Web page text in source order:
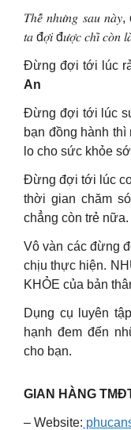
𝑇ℎ𝑒̂́ 𝑛ℎ𝑢̛𝑛𝑔 𝑠𝑎𝑢 𝑛𝑎̀𝑦,
𝑡𝑎 đ𝑜̛̣𝑖 đ𝑢̛𝑜̛̣𝑐 𝑐ℎ𝑖̉ 𝑐𝑜̀𝑛
Đừng đợi tới lúc
An
Đừng đợi tới lúc
bạn đồng hành
lo cho sức khỏe
Đừng đợi tới lúc
thời gian chăm
chẳng còn trẻ nữa.
Vô vàn các đừng
chịu thực hiện.
KHỎE của bản
Dụng cụ luyên
hạnh đem đến
cho bạn.
GIAN HÀNG
– Website: